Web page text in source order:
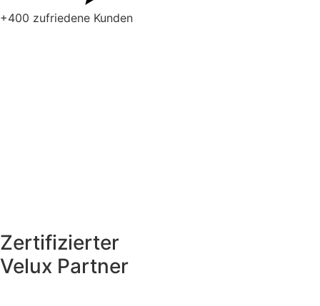
+400 zufriedene Kunden
Zertifizierter
Velux Partner